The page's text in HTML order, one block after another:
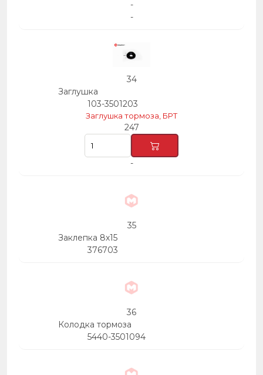
-
-
34
Заглушка
103-3501203
Заглушка тормоза, БРТ
247
-
35
Заклепка 8х15
376703
36
Колодка тормоза
5440-3501094